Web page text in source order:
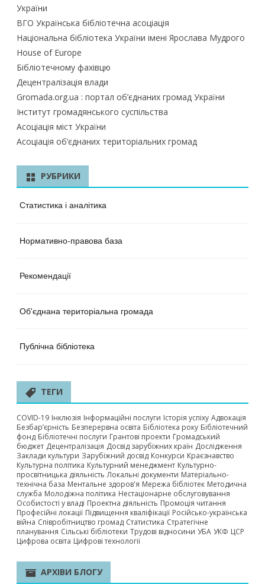
України
ВГО Українська бібліотечна асоціація
Національна бібліотека України імені Ярослава Мудрого
House of Europe
Бібліотечному фахівцю
Децентралізація влади
Gromada.org.ua : портал об’єднаних громад України
Інститут громадянського суспільства
Асоціація міст України
Асоціація об’єднаних територіальних громад
РУБРИКИ
Статистика і аналітика
Нормативно-правова база
Рекомендації
Об'єднана територіальна громада
Публічна бібліотека
ТЕГИ
COVID-19 Інклюзія Інформаційні послуги Історія успіху Адвокація
Безбар’єрність Безперервна освіта Бібліотека року Бібліотечний
фонд Бібліотечні послуги Грантові проекти Громадський
бюджет Децентралізація Досвід зарубіжних країн Дослідження
Заклади культури Зарубіжний досвід Конкурси Краєзнавство
Культурна політика Культурний менеджмент Культурно-
просвітницька діяльність Локальні документи Матеріально-
технічна база Ментальне здоров'я Мережа бібліотек Методична
служба Молодіжна політика Нестаціонарне обслуговування
Особистості у владі Проектна діяльність Промоція читання
Професійні локації Підвищення кваліфікації Російсько-українська
війна Співробітництво громад Статистика Стратегічне
планування Сільські бібліотеки Трудові відносини УБА УКФ ЦСР
Цифрова освіта Цифрові технології
АРХІВИ БЛОГУ